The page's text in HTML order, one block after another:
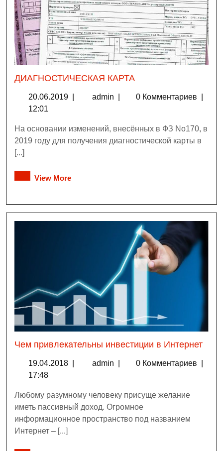
ДИАГНОСТИЧЕСКАЯ КАРТА
20.06.2019 admin 0 Комментариев
12:01
На основании изменений, внесённых в ФЗ No170, в
2019 году для получения диагностической карты в
[...]
View More
Чем привлекательны инвестиции в Интернет
19.04.2018 admin 0 Комментариев
17:48
Любому разумному человеку присуще желание
иметь пассивный доход. Огромное
информационное пространство под названием
Интернет – [...]